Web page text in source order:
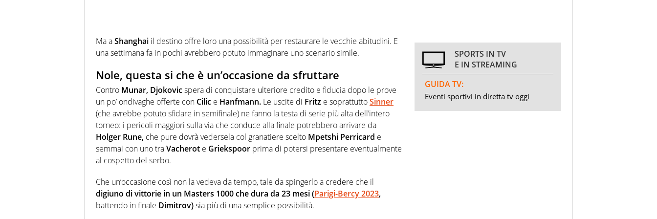
Ma aShanghai il destino offre loro una possibilità per restaurare le vecchie abitudini. E
una settimana fa in pochi avrebbero potuto immaginare uno scenario simile.
Nole, questa si che è un’occasione da sfruttare
Contro Munar, Djokovicspera di conquistare ulteriore credito e fiducia dopo le prove
un po’ ondivaghe offerte con Cilic e Hanfmann. Le uscite di Fritz e soprattuttoSinner
(che avrebbe potuto sfidare in semifinale) ne fanno la testa di serie più alta dell’intero
torneo: i pericoli maggiori sulla via che conduce alla finale potrebbero arrivare da
Holger Rune, che pure dovrà vedersela col granatiere scelto Mpetshi Perricard e
semmai con uno traVacherot e Griekspoor prima di potersi presentare eventualmente
al cospetto del serbo.
Che un’occasione così non la vedeva da tempo, tale da spingerlo a credere che il
digiuno di vittorie in un Masters 1000 che dura da 23 mesi (Parigi-Bercy 2023,
battendo in finale Dimitrov)sia più di una semplice possibilità.
SPORTS IN TV
E IN STREAMING
GUIDA TV:
Eventi sportivi in diretta tv oggi